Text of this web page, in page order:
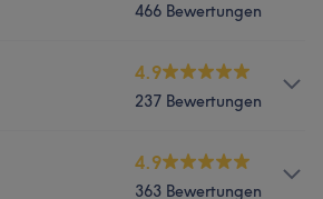
466 Bewertungen
and certified cosmetician.
understand the demand of the
to your wishes and fulfill your
4.9
237 Bewertungen
4.9
363 Bewertungen